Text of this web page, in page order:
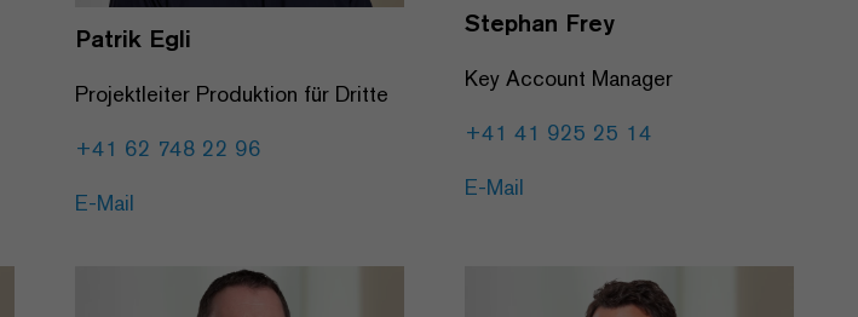
Patrik Egli
Projektleiter Produktion für Dritte
+41 62 748 22 96
E-Mail
Stephan Frey
Key Account Manager
+41 41 925 25 14
E-Mail